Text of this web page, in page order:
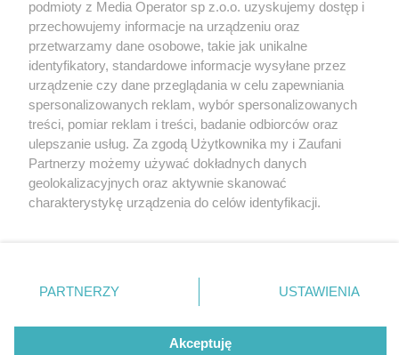
2 / 0
Nie zapomnij
zapoznać się z:
polityką prywatności regulamin korzystania z portali
Twojemiasto
Piekary Śląskie
Chorzów
Tarnowskie Góry
Gliwice
Skontakuj sięz nami
Kontakt
Wydawca
Redakcja
podmioty z Media Operator sp z.o.o. uzyskujemy dostęp i
przechowujemy informacje na urządzeniu oraz
przetwarzamy dane osobowe, takie jak unikalne
identyfikatory, standardowe informacje wysyłane przez
urządzenie czy dane przeglądania w celu zapewniania
spersonalizowanych reklam, wybór spersonalizowanych
treści, pomiar reklam i treści, badanie odbiorców oraz
ulepszanie usług. Za zgodą Użytkownika my i Zaufani
Partnerzy możemy używać dokładnych danych
geolokalizacyjnych oraz aktywnie skanować
charakterystykę urządzenia do celów identyfikacji.
zmienić/wycofać klikając przycisk ustawień prywatności
znajdujący się w lewym dolnym rogu strony
rodzaje przetwarzania danych nie wymagają zgody
użytkownika, ale masz prawo sprzeciwić się takiemu
PARTNERZY USTAWIENIA
Akceptuję